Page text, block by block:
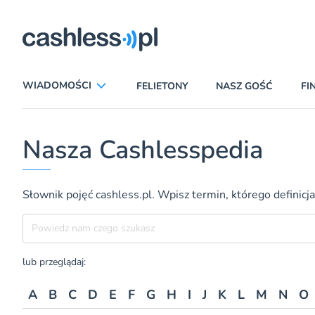
WIADOMOŚCI
CIEKAWOSTKI
PROMOCJE
TEMAT DNIA
E-COMMERCE
FELIETONY NASZ GOŚĆ
Nasza Cashlesspedia
Słownik pojęć cashless.pl. Wpisz termin, którego
Szukane hasło
lub przeglądaj:
A B C D E F G H I J K L M N O